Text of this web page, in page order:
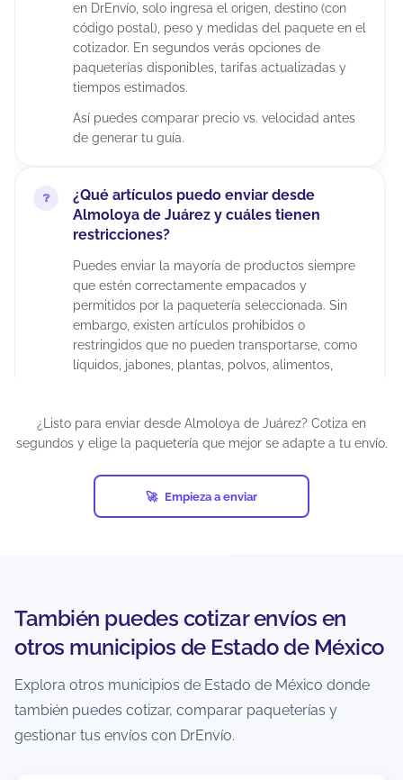
en DrEnvío, solo ingresa el origen, destino (con
código postal), peso y medidas del paquete en el
cotizador. En segundos verás opciones de
paqueterías disponibles, tarifas actualizadas y
tiempos estimados.
Así puedes comparar precio vs. velocidad antes
de generar tu guía.
¿Qué artículos puedo enviar desde
Almoloya de Juárez y cuáles tienen
restricciones?
Puedes enviar la mayoría de productos siempre
que estén correctamente empacados y
permitidos por la paquetería seleccionada. Sin
embargo, existen artículos prohibidos o
restringidos que no pueden transportarse, como
líquidos, jabones, plantas, polvos, alimentos,
suplementos alimenticios, cápsulas, tabletas,
armas artificiales, restos humanos o animales,
lotería, cheques, obras de arte, antigüedades,
tarjetas de crédito activadas, productos pirata,
automáticamente. Además, cada empresa de
mensajería puede establecer restricciones
adicionales, por lo que es responsabilidad del
la guía.
¿Listo para enviar desde Almoloya de Juárez? Cotiza en
segundos y elige la paquetería que mejor se adapte a tu envío.
Empieza a enviar
También puedes cotizar envíos en
otros municipios de Estado de México
Explora otros municipios de Estado de México donde
también puedes cotizar, comparar paqueterías y
gestionar tus envíos con DrEnvío.